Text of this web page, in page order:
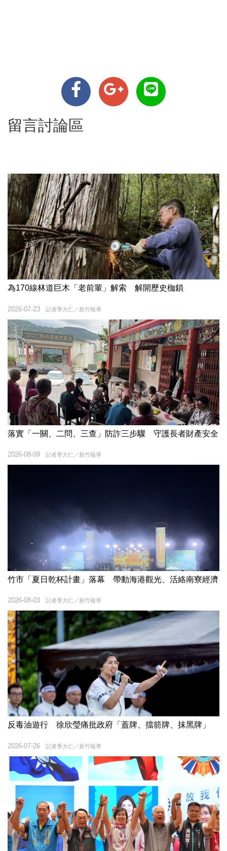
留言討論區
為170線林道巨木「老前輩」解索 解開歷史枷鎖
記者季大仁／新竹報導
2026-07-23
落實「一關、二問、三查」防詐三步驟 守護長者財產安全
記者季大仁／新竹報導
2026-08-09
竹市「夏日乾杯計畫」落幕 帶動海港觀光、活絡南寮經濟
記者季大仁／新竹報導
2026-08-03
反毒油遊行 徐欣瑩痛批政府「蓋牌、擋箭牌、抹黑牌」
記者季大仁／新竹報導
2026-07-26